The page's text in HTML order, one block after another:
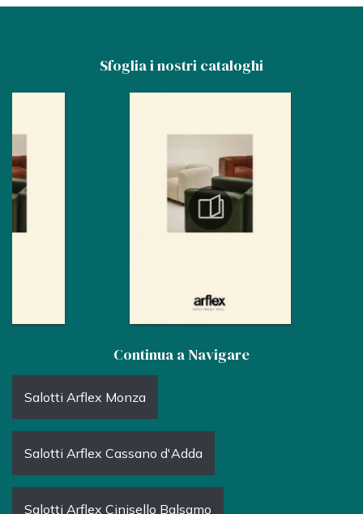
Sfoglia i nostri cataloghi
Continua a Navigare
Salotti Arflex Monza
Salotti Arflex Cassano d'Adda
Salotti Arflex Cinisello Balsamo